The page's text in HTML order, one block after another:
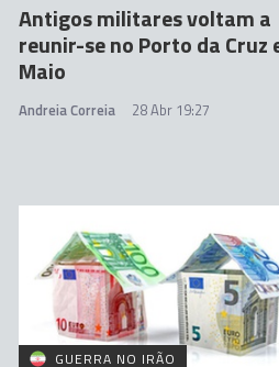
Antigos militares voltam a
reunir-se no Porto da Cruz
Maio
Andreia Correia 28 Abr 19:27
GUERRA NO IRÃO